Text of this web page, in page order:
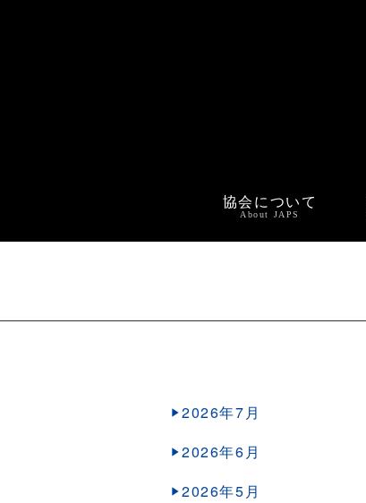
協会について
About JAPS
2026年7月
2026年6月
2026年5月